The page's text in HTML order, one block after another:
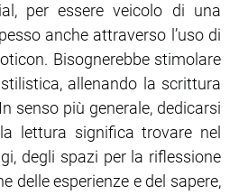
per essere veicolo di una
anche attraverso l’uso di
Bisognerebbe stimolare
allenando la scrittura
senso più generale, dedicarsi
lettura significa trovare nel
degli spazi per la riflessione
delle esperienze e del sapere,